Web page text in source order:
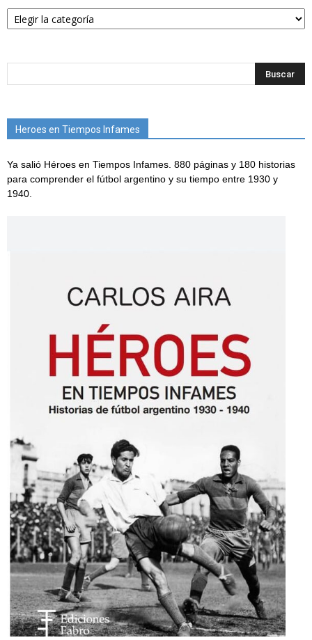
Categorías
Heroes en Tiempos Infames
Ya salió Héroes en Tiempos Infames. 880 páginas y 180 historias
para comprender el fútbol argentino y su tiempo entre 1930 y
1940.